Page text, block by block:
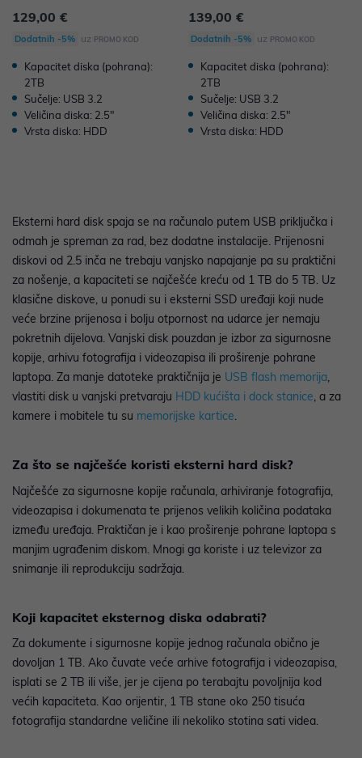
129,00 €
Dodatnih -5% uz PROMO KOD
Kapacitet diska (pohrana):
2TB
Sučelje: USB 3.2
Veličina diska: 2.5"
Vrsta diska: HDD
139,00 €
Dodatnih -5% uz PROMO KOD
Kapacitet diska (pohrana):
2TB
Sučelje: USB 3.2
Veličina diska: 2.5"
Vrsta diska: HDD
Eksterni hard disk spaja se na računalo putem USB priključka i
odmah je spreman za rad, bez dodatne instalacije. Prijenosni
diskovi od 2.5 inča ne trebaju vanjsko napajanje pa su praktični
za nošenje, a kapaciteti se najčešće kreću od 1 TB do 5 TB. Uz
klasične diskove, u ponudi su i eksterni SSD uređaji koji nude
veće brzine prijenosa i bolju otpornost na udarce jer nemaju
pokretnih dijelova. Vanjski disk pouzdan je izbor za sigurnosne
kopije, arhivu fotografija i videozapisa ili proširenje pohrane
laptopa. Za manje datoteke praktičnija je USB flash memorija,
vlastiti disk u vanjski pretvaraju HDD kućišta i dock stanice, a za
kamere i mobitele tu su memorijske kartice.
Za što se najčešće koristi eksterni hard disk?
Najčešće za sigurnosne kopije računala, arhiviranje fotografija,
videozapisa i dokumenata te prijenos velikih količina podataka
između uređaja. Praktičan je i kao proširenje pohrane laptopa s
manjim ugrađenim diskom. Mnogi ga koriste i uz televizor za
snimanje ili reprodukciju sadržaja.
Koji kapacitet eksternog diska odabrati?
Za dokumente i sigurnosne kopije jednog računala obično je
dovoljan 1 TB. Ako čuvate veće arhive fotografija i videozapisa,
isplati se 2 TB ili više, jer je cijena po terabajtu povoljnija kod
većih kapaciteta. Kao orijentir, 1 TB stane oko 250 tisuća
fotografija standardne veličine ili nekoliko stotina sati videa.